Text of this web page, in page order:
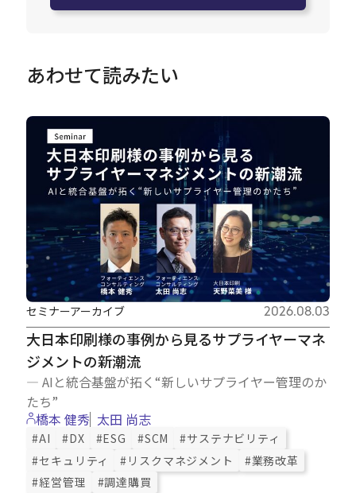
あわせて読みたい
大日本印刷様の事例から見るサプライヤーマネ
ジメントの新潮流
― AIと統合基盤が拓く“新しいサプライヤー管理のか
たち”
セミナーアーカイブ 2026.08.03
橋本 健秀 太田 尚志
#AI #DX #ESG #SCM
#サステナビリティ
#セキュリティ
#リスクマネジメント
#業務改革
#経営管理
#調達購買